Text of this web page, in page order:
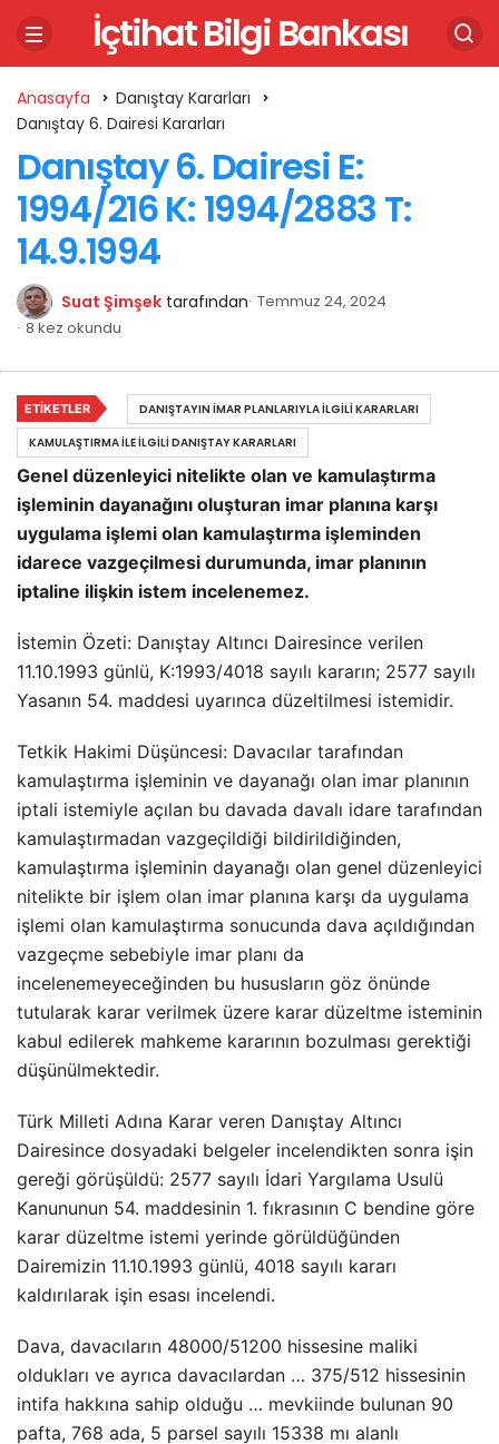
İçtihat Bilgi Bankası
Anasayfa
Danıştay Kararları
Danıştay 6. Dairesi Kararları
Danıştay 6. Dairesi E:
1994/216 K: 1994/2883 T:
14.9.1994
Suat Şimşek tarafından Temmuz 24, 2024
8 kez okundu
Genel düzenleyici nitelikte olan ve kamulaştırma
işleminin dayanağını oluşturan imar planına karşı
uygulama işlemi olan kamulaştırma işleminden
idarece vazgeçilmesi durumunda, imar planının
iptaline ilişkin istem incelenemez.
İstemin Özeti: Danıştay Altıncı Dairesince verilen
11.10.1993 günlü, K:1993/4018 sayılı kararın; 2577 sayılı
Yasanın 54. maddesi uyarınca düzeltilmesi istemidir.
Tetkik Hakimi Düşüncesi: Davacılar tarafından
kamulaştırma işleminin ve dayanağı olan imar planının
iptali istemiyle açılan bu davada davalı idare tarafından
kamulaştırmadan vazgeçildiği bildirildiğinden,
kamulaştırma işleminin dayanağı olan genel düzenleyici
nitelikte bir işlem olan imar planına karşı da uygulama
işlemi olan kamulaştırma sonucunda dava açıldığından
vazgeçme sebebiyle imar planı da
incelenemeyeceğinden bu hususların göz önünde
tutularak karar verilmek üzere karar düzeltme isteminin
kabul edilerek mahkeme kararının bozulması gerektiği
düşünülmektedir.
Türk Milleti Adına Karar veren Danıştay Altıncı
Dairesince dosyadaki belgeler incelendikten sonra işin
gereği görüşüldü: 2577 sayılı İdari Yargılama Usulü
Kanununun 54. maddesinin 1. fıkrasının C bendine göre
karar düzeltme istemi yerinde görüldüğünden
Dairemizin 11.10.1993 günlü, 4018 sayılı kararı
kaldırılarak işin esası incelendi.
Dava, davacıların 48000/51200 hissesine maliki
oldukları ve ayrıca davacılardan … 375/512 hissesinin
intifa hakkına sahip olduğu … mevkiinde bulunan 90
pafta, 768 ada, 5 parsel sayılı 15338 mı alanlı
ETIKETLER
DANIŞTAYIN İMAR PLANLARIYLA İLGILI KARARLARI
KAMULAŞTIRMA İLE İLGILI DANIŞTAY KARARLARI